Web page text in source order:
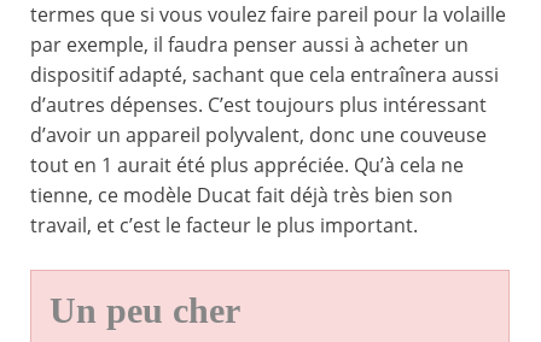
termes que si vous voulez faire pareil pour la volaille
par exemple, il faudra penser aussi à acheter un
dispositif adapté, sachant que cela entraînera aussi
d’autres dépenses. C’est toujours plus intéressant
d’avoir un appareil polyvalent, donc une couveuse
tout en 1 aurait été plus appréciée. Qu’à cela ne
tienne, ce modèle Ducat fait déjà très bien son
travail, et c’est le facteur le plus important.
Un peu cher